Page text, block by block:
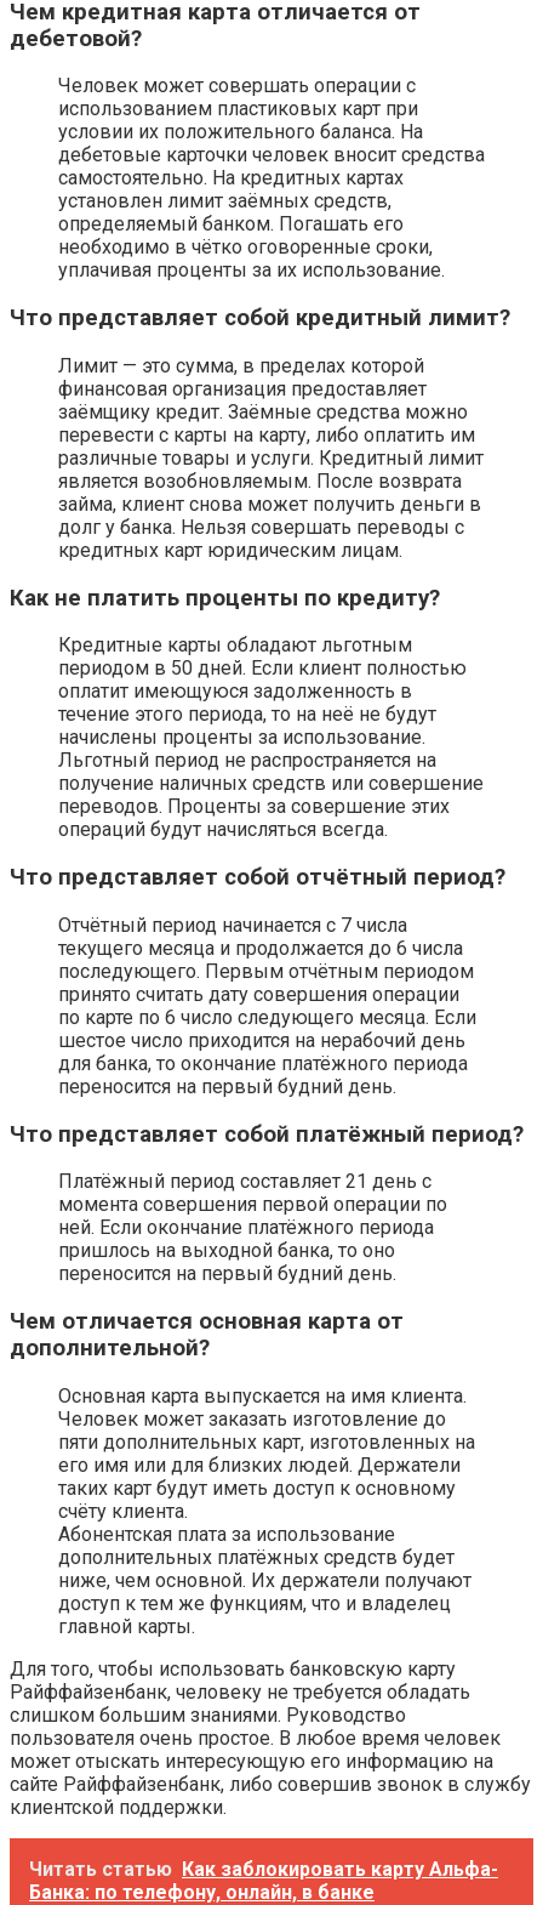
Чем кредитная карта отличается от
дебетовой?
Человек может совершать операции с
использованием пластиковых карт при
условии их положительного баланса. На
дебетовые карточки человек вносит средства
самостоятельно. На кредитных картах
установлен лимит заёмных средств,
определяемый банком. Погашать его
необходимо в чётко оговоренные сроки,
уплачивая проценты за их использование.
Что представляет собой кредитный лимит?
Лимит — это сумма, в пределах которой
финансовая организация предоставляет
заёмщику кредит. Заёмные средства можно
перевести с карты на карту, либо оплатить им
различные товары и услуги. Кредитный лимит
является возобновляемым. После возврата
займа, клиент снова может получить деньги в
долг у банка. Нельзя совершать переводы с
кредитных карт юридическим лицам.
Как не платить проценты по кредиту?
Кредитные карты обладают льготным
периодом в 50 дней. Если клиент полностью
оплатит имеющуюся задолженность в
течение этого периода, то на неё не будут
начислены проценты за использование.
Льготный период не распространяется на
получение наличных средств или совершение
переводов. Проценты за совершение этих
операций будут начисляться всегда.
Что представляет собой отчётный период?
Отчётный период начинается с 7 числа
текущего месяца и продолжается до 6 числа
последующего. Первым отчётным периодом
принято считать дату совершения операции
по карте по 6 число следующего месяца. Если
шестое число приходится на нерабочий день
для банка, то окончание платёжного периода
переносится на первый будний день.
Что представляет собой платёжный период?
Платёжный период составляет 21 день с
момента совершения первой операции по
ней. Если окончание платёжного периода
пришлось на выходной банка, то оно
переносится на первый будний день.
Чем отличается основная карта от
дополнительной?
Основная карта выпускается на имя клиента.
Человек может заказать изготовление до
пяти дополнительных карт, изготовленных на
его имя или для близких людей. Держатели
таких карт будут иметь доступ к основному
счёту клиента.
Абонентская плата за использование
дополнительных платёжных средств будет
ниже, чем основной. Их держатели получают
доступ к тем же функциям, что и владелец
главной карты.
Для того, чтобы использовать банковскую карту
Райффайзенбанк, человеку не требуется обладать
слишком большим знаниями. Руководство
пользователя очень простое. В любое время человек
может отыскать интересующую его информацию на
сайте Райффайзенбанк, либо совершив звонок в службу
клиентской поддержки.
Читать статью Как заблокировать карту Альфа-
Банка: по телефону, онлайн, в банке